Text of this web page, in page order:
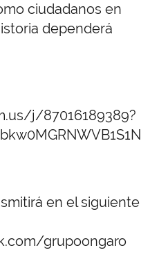
ciudadanos en
dependerá
j/87016189389?
en el siguiente
grupoongaro